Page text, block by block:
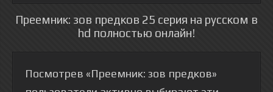
Преемник: зов предков 25 серия на русском в
hd полностью онлайн!
Посмотрев «Преемник: зов предков»